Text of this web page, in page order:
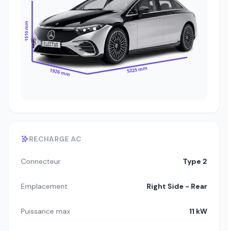
1510 mm
1926 mm 5225 mm
RECHARGE AC
Connecteur Type 2
Emplacement Right Side - Rear
Puissance max 11 kW